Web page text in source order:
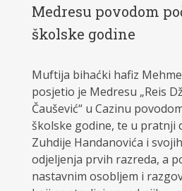
Medresu povodom
školske godine
Muftija bihaćki hafiz
posjetio je Medresu „Reis
Čaušević“ u Cazinu
školske godine, te u pratnji
Zuhdije Handanovića i
odjeljenja prvih razreda, a
nastavnim osobljem i